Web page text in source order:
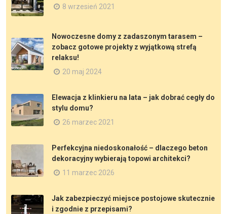
8 wrzesień 2021
Nowoczesne domy z zadaszonym tarasem –
zobacz gotowe projekty z wyjątkową strefą
relaksu!
20 maj 2024
Elewacja z klinkieru na lata – jak dobrać cegły do
stylu domu?
26 marzec 2021
Perfekcyjna niedoskonałość – dlaczego beton
dekoracyjny wybierają topowi architekci?
11 marzec 2026
Jak zabezpieczyć miejsce postojowe skutecznie
i zgodnie z przepisami?